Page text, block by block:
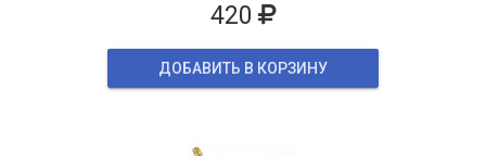
420
ДОБАВИТЬ В КОРЗИНУ